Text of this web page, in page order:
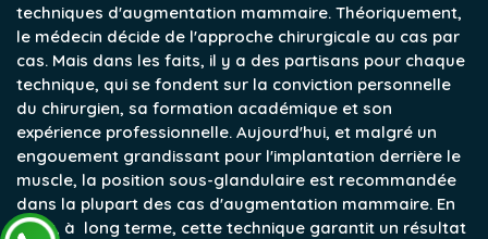
techniques d'augmentation mammaire. Théoriquement,
le médecin décide de l'approche chirurgicale au cas par
cas. Mais dans les faits, il y a des partisans pour chaque
technique, qui se fondent sur la conviction personnelle
du chirurgien, sa formation académique et son
expérience professionnelle. Aujourd'hui, et malgré un
engouement grandissant pour l'implantation derrière le
muscle, la position sous-glandulaire est recommandée
dans la plupart des cas d'augmentation mammaire. En
effet, à long terme, cette technique garantit un résultat